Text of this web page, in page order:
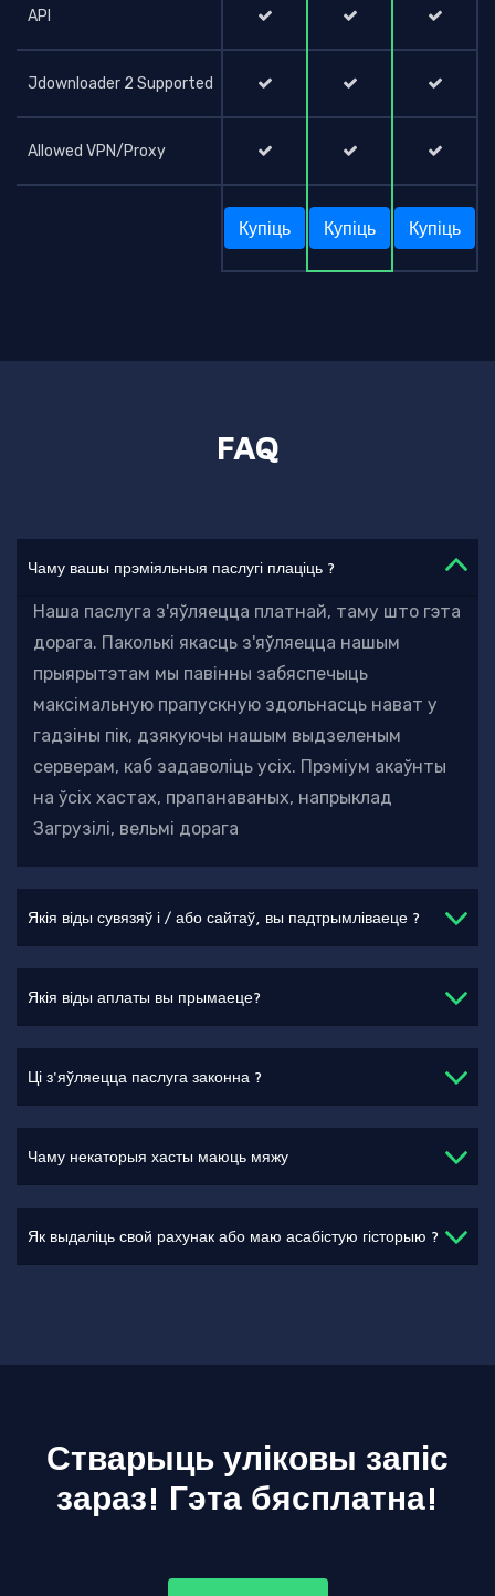
API
Jdownloader 2 Supported
Allowed VPN/Proxy
Купіць Купіць Купіць
FAQ
Чаму вашы прэміяльныя паслугі плаціць ?
Наша паслуга з'яўляецца платнай, таму што гэта
дорага. Паколькі якасць з'яўляецца нашым
прыярытэтам мы павінны забяспечыць
максімальную прапускную здольнасць нават у
гадзіны пік, дзякуючы нашым выдзеленым
серверам, каб задаволіць усіх. Прэміум акаўнты
на ўсіх хастах, прапанаваных, напрыклад
Загрузілі, вельмі дорага
Якія віды сувязяў і / або сайтаў, вы падтрымліваеце ?
Якія віды аплаты вы прымаеце?
Ці з'яўляецца паслуга законна ?
Чаму некаторыя хасты маюць мяжу
Як выдаліць свой рахунак або маю асабістую гісторыю ?
Стварыць уліковы запіс
зараз! Гэта бясплатна!